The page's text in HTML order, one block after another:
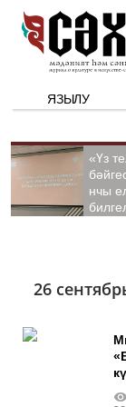
ЯЗЫЛУ
«Үз
нчы
26